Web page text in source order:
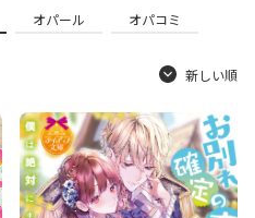
オパール オパコミ
新しい順